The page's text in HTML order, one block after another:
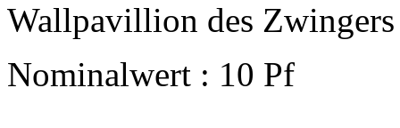
Wallpavillion des Zwingers
Nominalwert : 10 Pf